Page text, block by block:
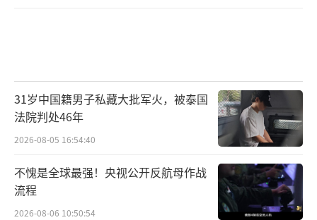
31岁中国籍男子私藏大批军火，被泰国
法院判处46年
2026-08-05 16:54:40
不愧是全球最强！央视公开反航母作战
流程
2026-08-06 10:50:54